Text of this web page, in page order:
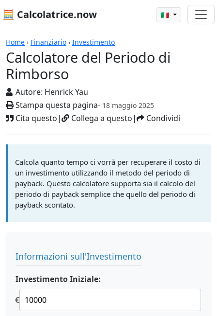
🧮 Calcolatrice.now 🇮🇹
Home › Finanziario › Investimento
Calcolatore del Periodo di
Rimborso
Autore: Henrick Yau
Stampa questa pagina- 18 maggio 2025
Cita questo| Collega a questo| Condividi
Calcolatrici
Calcola quanto tempo ci vorrà per recuperare il costo di
un investimento utilizzando il metodo del periodo di
payback. Questo calcolatore supporta sia il calcolo del
periodo di payback semplice che quello del periodo di
payback scontato.
Informazioni sull'Investimento
Investimento Iniziale:
€